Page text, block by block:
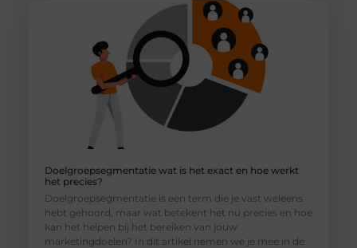
Doelgroepsegmentatie wat is het exact en hoe werkt
het precies?
Doelgroepsegmentatie is een term die je vast weleens
hebt gehoord, maar wat betekent het nu precies en hoe
kan het helpen bij het bereiken van jouw
marketingdoelen? In dit artikel nemen we je mee in de